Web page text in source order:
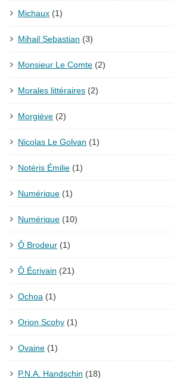
Michaux (1)
Mihail Sebastian (3)
Monsieur Le Comte (2)
Morales littéraires (2)
Morgiève (2)
Nicolas Le Golvan (1)
Notéris Émilie (1)
Numérique (1)
Numérique (10)
Ô Brodeur (1)
Ô Écrivain (21)
Ochoa (1)
Orion Scohy (1)
Ovaine (1)
P.N.A. Handschin (18)